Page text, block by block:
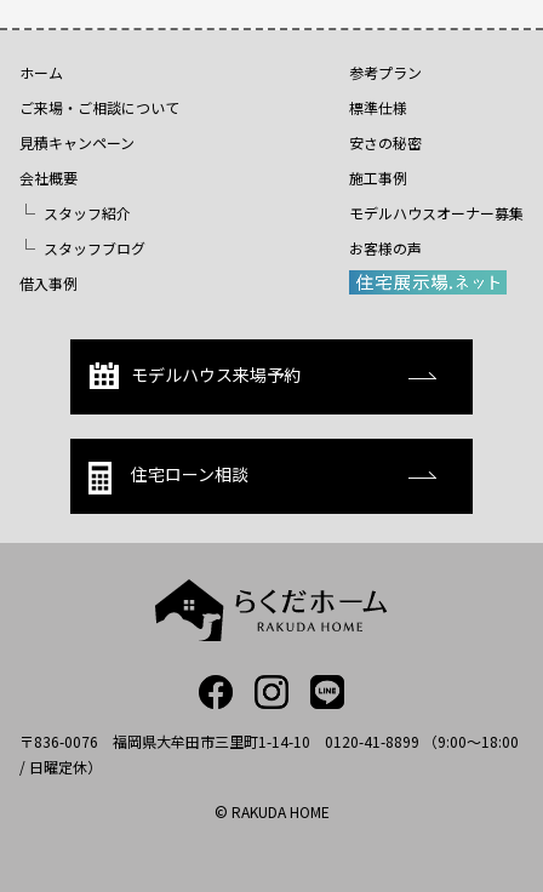
ホーム
ご来場・ご相談について
見積キャンペーン
会社概要
スタッフ紹介
スタッフブログ
借入事例
参考プラン
標準仕様
安さの秘密
施工事例
モデルハウスオーナー募集
お客様の声
モデルハウス来場予約
住宅ローン相談
〒836-0076 福岡県大牟田市三里町1-14-10 0120-41-8899 （9:00～18:00
/ 日曜定休）
© RAKUDA HOME